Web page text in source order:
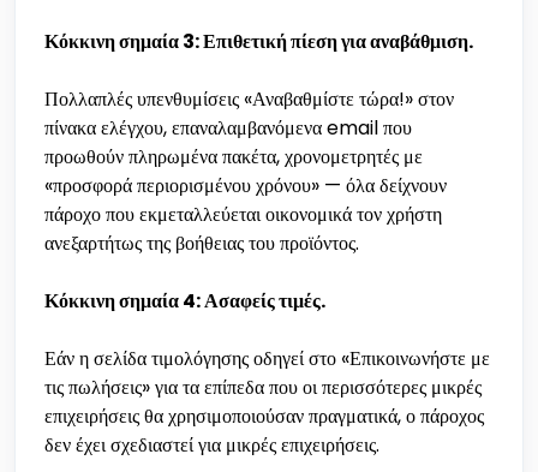
Κόκκινη σημαία 3: Επιθετική πίεση για αναβάθμιση.
Πολλαπλές υπενθυμίσεις «Αναβαθμίστε τώρα!» στον
πίνακα ελέγχου, επαναλαμβανόμενα email που
προωθούν πληρωμένα πακέτα, χρονομετρητές με
«προσφορά περιορισμένου χρόνου» — όλα δείχνουν
πάροχο που εκμεταλλεύεται οικονομικά τον χρήστη
ανεξαρτήτως της βοήθειας του προϊόντος.
Κόκκινη σημαία 4: Ασαφείς τιμές.
Εάν η σελίδα τιμολόγησης οδηγεί στο «Επικοινωνήστε με
τις πωλήσεις» για τα επίπεδα που οι περισσότερες μικρές
επιχειρήσεις θα χρησιμοποιούσαν πραγματικά, ο πάροχος
δεν έχει σχεδιαστεί για μικρές επιχειρήσεις.